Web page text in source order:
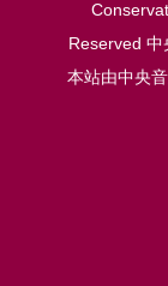
Reserved
本站由中央